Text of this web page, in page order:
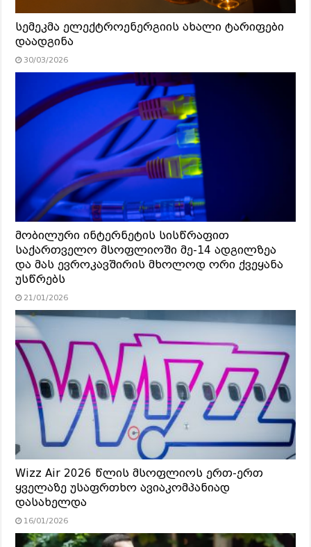
სემეკმა ელექტროენერგიის ახალი ტარიფები
დაადგინა
30/03/2026
მობილური ინტერნეტის სისწრაფით
საქართველო მსოფლიოში მე-14 ადგილზეა
და მას ევროკავშირის მხოლოდ ორი ქვეყანა
უსწრებს
21/01/2026
Wizz Air 2026 წლის მსოფლიოს ერთ-ერთ
ყველაზე უსაფრთხო ავიაკომპანიად
დასახელდა
16/01/2026